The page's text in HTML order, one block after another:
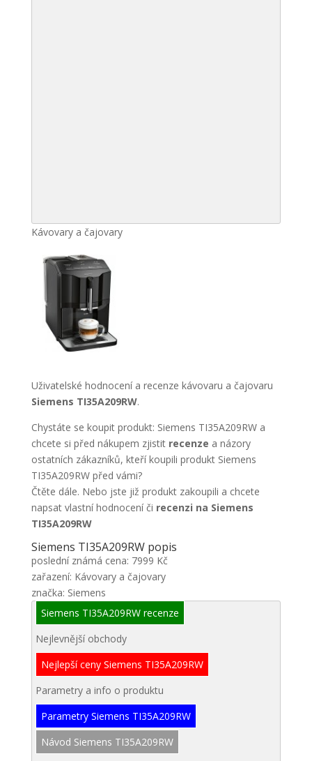
Kávovary a čajovary
Uživatelské hodnocení a recenze kávovaru a čajovaru
Siemens TI35A209RW.
Chystáte se koupit produkt: Siemens TI35A209RW a
chcete si před nákupem zjistit recenze a názory
ostatních zákazníků, kteří koupili produkt Siemens
TI35A209RW před vámi?
Čtěte dále. Nebo jste již produkt zakoupili a chcete
napsat vlastní hodnocení či recenzi na Siemens
TI35A209RW
Siemens TI35A209RW popis
poslední známá cena: 7999 Kč
zařazení: Kávovary a čajovary
značka: Siemens
Siemens TI35A209RW recenze
Nejlevnější obchody
Nejlepší ceny Siemens TI35A209RW
Parametry a info o produktu
Parametry Siemens TI35A209RW
Návod Siemens TI35A209RW